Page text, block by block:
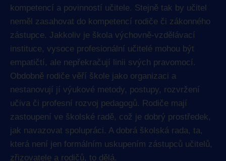
kompetencí a povinností učitele. Stejně tak by učitel
neměl zasahovat do kompetencí rodiče či zákonného
zástupce. Jakkoliv je škola výchovně-vzdělávací
instituce, vysoce profesionální učitelé mohou být
empatičtí, ale nepřekračují linii svých pravomocí.
Obdobně rodiče věří škole jako organizaci a
nestanovují jí výukové metody, postupy, rozvržení
učiva či profesní rozvoj pedagogů. Rodiče mají
zastoupení ve školské radě, což je dobrý prostředek,
jak navazovat spolupráci. A dobrá školská rada, ta,
která není jen formálním uskupením zástupců učitelů,
zřizovatele a rodičů, to dělá.